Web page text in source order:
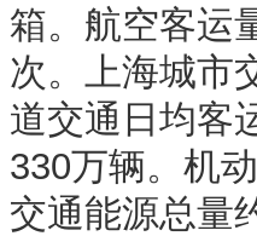
箱。航空客运
次。上海城市
道交通日均客
330万辆。机
交通能源总量